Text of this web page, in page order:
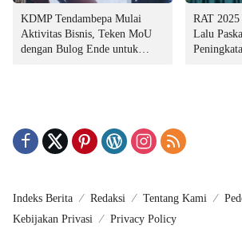
KDMP Tendambepa Mulai
Aktivitas Bisnis, Teken MoU
dengan Bulog Ende untuk
RAT
Lalu
Indeks Berita Redaksi Tentang Kami
Kebijakan Privasi
Privacy Policy